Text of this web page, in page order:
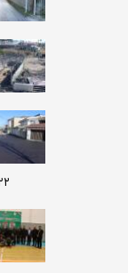
۲۲